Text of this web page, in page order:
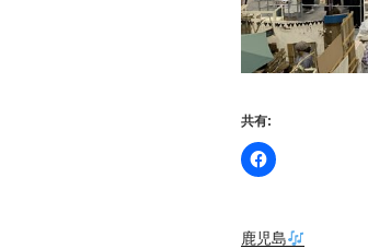
共有:
鹿児島